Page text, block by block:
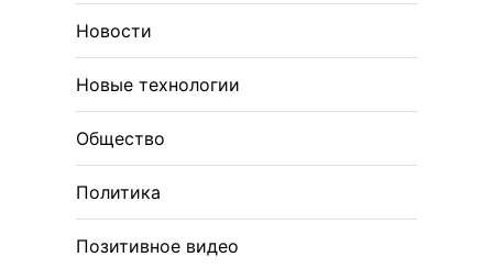
Новости
Новые технологии
Общество
Политика
Позитивное видео